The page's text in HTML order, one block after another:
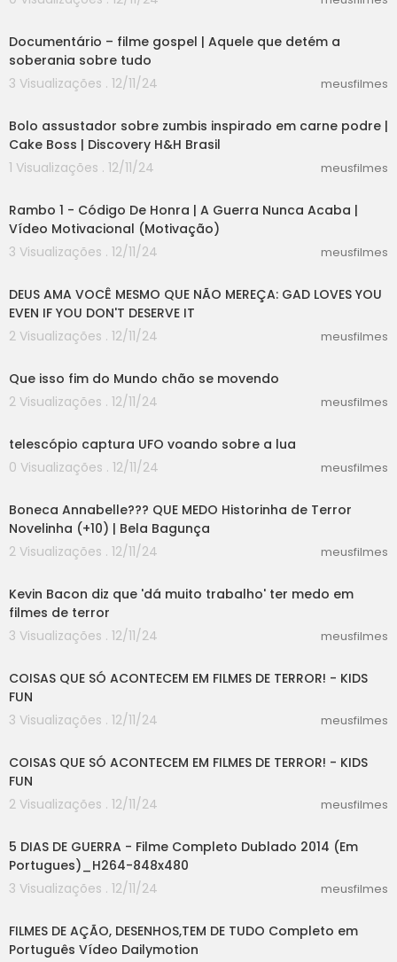
Documentário – filme gospel | Aquele que detém a
soberania sobre tudo
3 Visualizações . 12/11/24
meusfilmes
Bolo assustador sobre zumbis inspirado em carne podre |
Cake Boss | Discovery H&H Brasil
1 Visualizações . 12/11/24
meusfilmes
Rambo 1 - Código De Honra | A Guerra Nunca Acaba |
Vídeo Motivacional (Motivação)
3 Visualizações . 12/11/24
meusfilmes
DEUS AMA VOCÊ MESMO QUE NÃO MEREÇA: GAD LOVES YOU
EVEN IF YOU DON'T DESERVE IT
2 Visualizações . 12/11/24
meusfilmes
Que isso fim do Mundo chão se movendo
2 Visualizações . 12/11/24
meusfilmes
telescópio captura UFO voando sobre a lua
0 Visualizações . 12/11/24
meusfilmes
Boneca Annabelle??? QUE MEDO Historinha de Terror
Novelinha (+10) | Bela Bagunça
2 Visualizações . 12/11/24
meusfilmes
Kevin Bacon diz que 'dá muito trabalho' ter medo em
filmes de terror
3 Visualizações . 12/11/24
meusfilmes
COISAS QUE SÓ ACONTECEM EM FILMES DE TERROR! - KIDS
FUN
3 Visualizações . 12/11/24
meusfilmes
COISAS QUE SÓ ACONTECEM EM FILMES DE TERROR! - KIDS
FUN
2 Visualizações . 12/11/24
meusfilmes
5 DIAS DE GUERRA - Filme Completo Dublado 2014 (Em
Portugues)_H264-848x480
3 Visualizações . 12/11/24
meusfilmes
FILMES DE AÇÃO, DESENHOS,TEM DE TUDO Completo em
Português Vídeo Dailymotion